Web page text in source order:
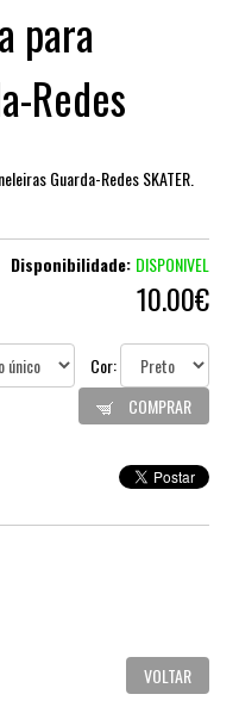
para
Redes
Guarda-Redes SKATER.
Disponibilidade: DISPONIVEL
10.00€
Cor:
COMPRAR
VOLTAR